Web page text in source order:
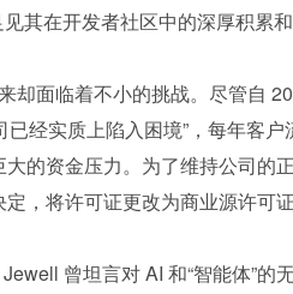
其在开发者社区中的深厚积累和
却面临着不小的挑战。尽管自
已经实质上陷入困境”，每年客
的资金压力。为了维持公司的
，将许可证更改为商业源许可
曾坦言对 AI 和“智能体”